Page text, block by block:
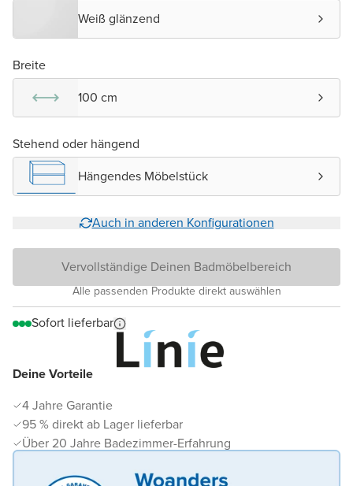
Deine Vorteile
4 Jahre Garantie
95 % direkt ab Lager lieferbar
Über 20 Jahre Badezimmer-Erfahrung
Weiß glänzend
Breite
100 cm
Stehend oder hängend
Hängendes Möbelstück
Auch in anderen Konfigurationen
Vervollständige Deinen Badmöbelbereich
Alle passenden Produkte direkt auswählen
Sofort lieferbar